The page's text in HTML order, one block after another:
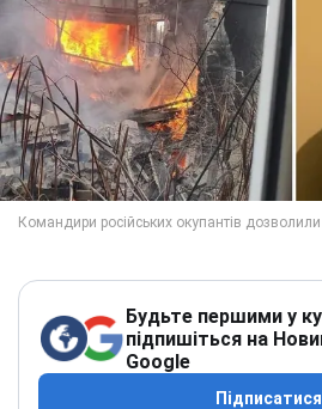
Будьте першими у
підпишіться на
Google
Підписатися